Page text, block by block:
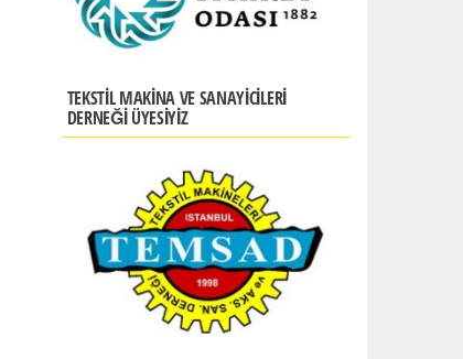
TEKSTIL MAKINA VE SANAYICILERI
DERNEĞI ÜYESIYIZ